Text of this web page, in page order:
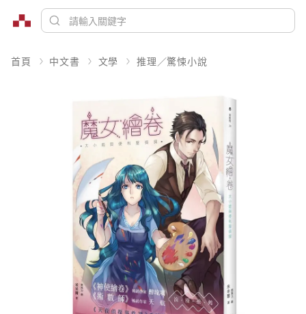
首頁 中文書 文學 推理／驚悚小說